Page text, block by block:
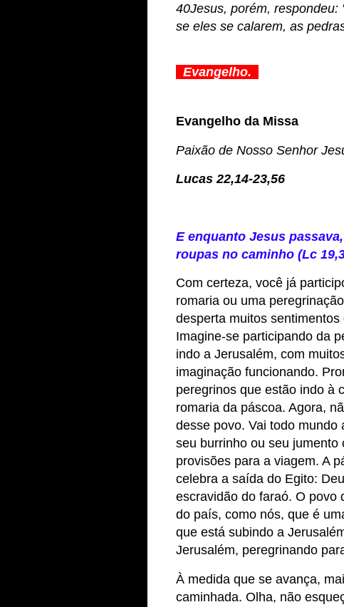
40Jesus, porém, respondeu:
se eles se calarem, as
Evangelho.
Evangelho da Missa
Paixão de Nosso Senhor
Lucas 22,14-23,56
E enquanto Jesus
roupas no caminho (Lc
Com certeza, você já
romaria ou uma
desperta muitos
Imagine-se participando da
indo a Jerusalém, com
imaginação funcionando.
peregrinos que estão indo à
romaria da páscoa. Agora,
desse povo. Vai todo
seu burrinho ou seu
provisões para a viagem. A
celebra a saída do Egito:
escravidão do faraó. O povo
do país, como nós, que é
que está subindo a
Jerusalém, peregrinando
À medida que se avança,
caminhada. Olha, não